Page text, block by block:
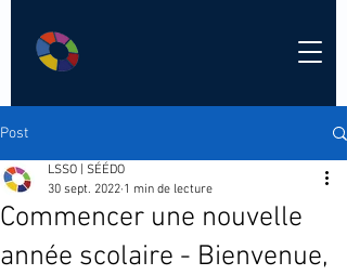
Post
Commencer une nouvelle
année scolaire - Bienvenue,
LSSO | SÉÉDO
30 sept. 2022 1 min de lecture